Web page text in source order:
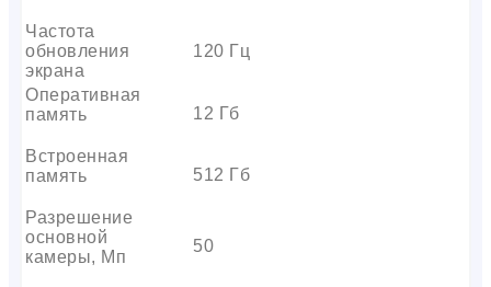
Частота
обновления
экрана
120 Гц
Оперативная
память
12 Гб
Встроенная
память
512 Гб
Разрешение
основной
камеры, Мп
50